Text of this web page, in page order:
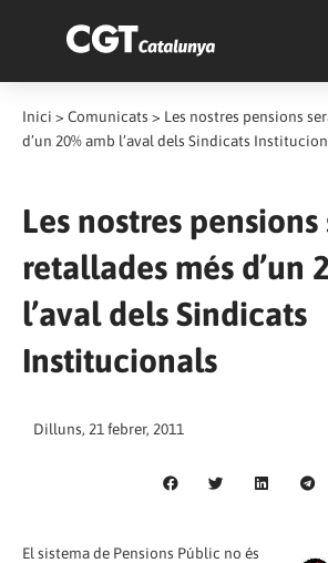
Inici > Comunicats > Les nostres pensions
d’un 20% amb l’aval dels Sindicats
Les nostres pensions
retallades més d’un
l’aval dels Sindicats
Institucionals
Dilluns, 21 febrer, 2011
El sistema de Pensions Públic no és